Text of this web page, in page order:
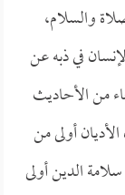
والسلام،
في ذبه عن
من الأحاديث
أولى من
الدين أولى